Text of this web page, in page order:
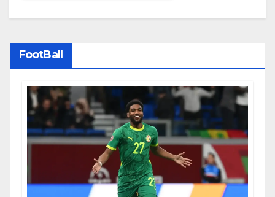
FootBall